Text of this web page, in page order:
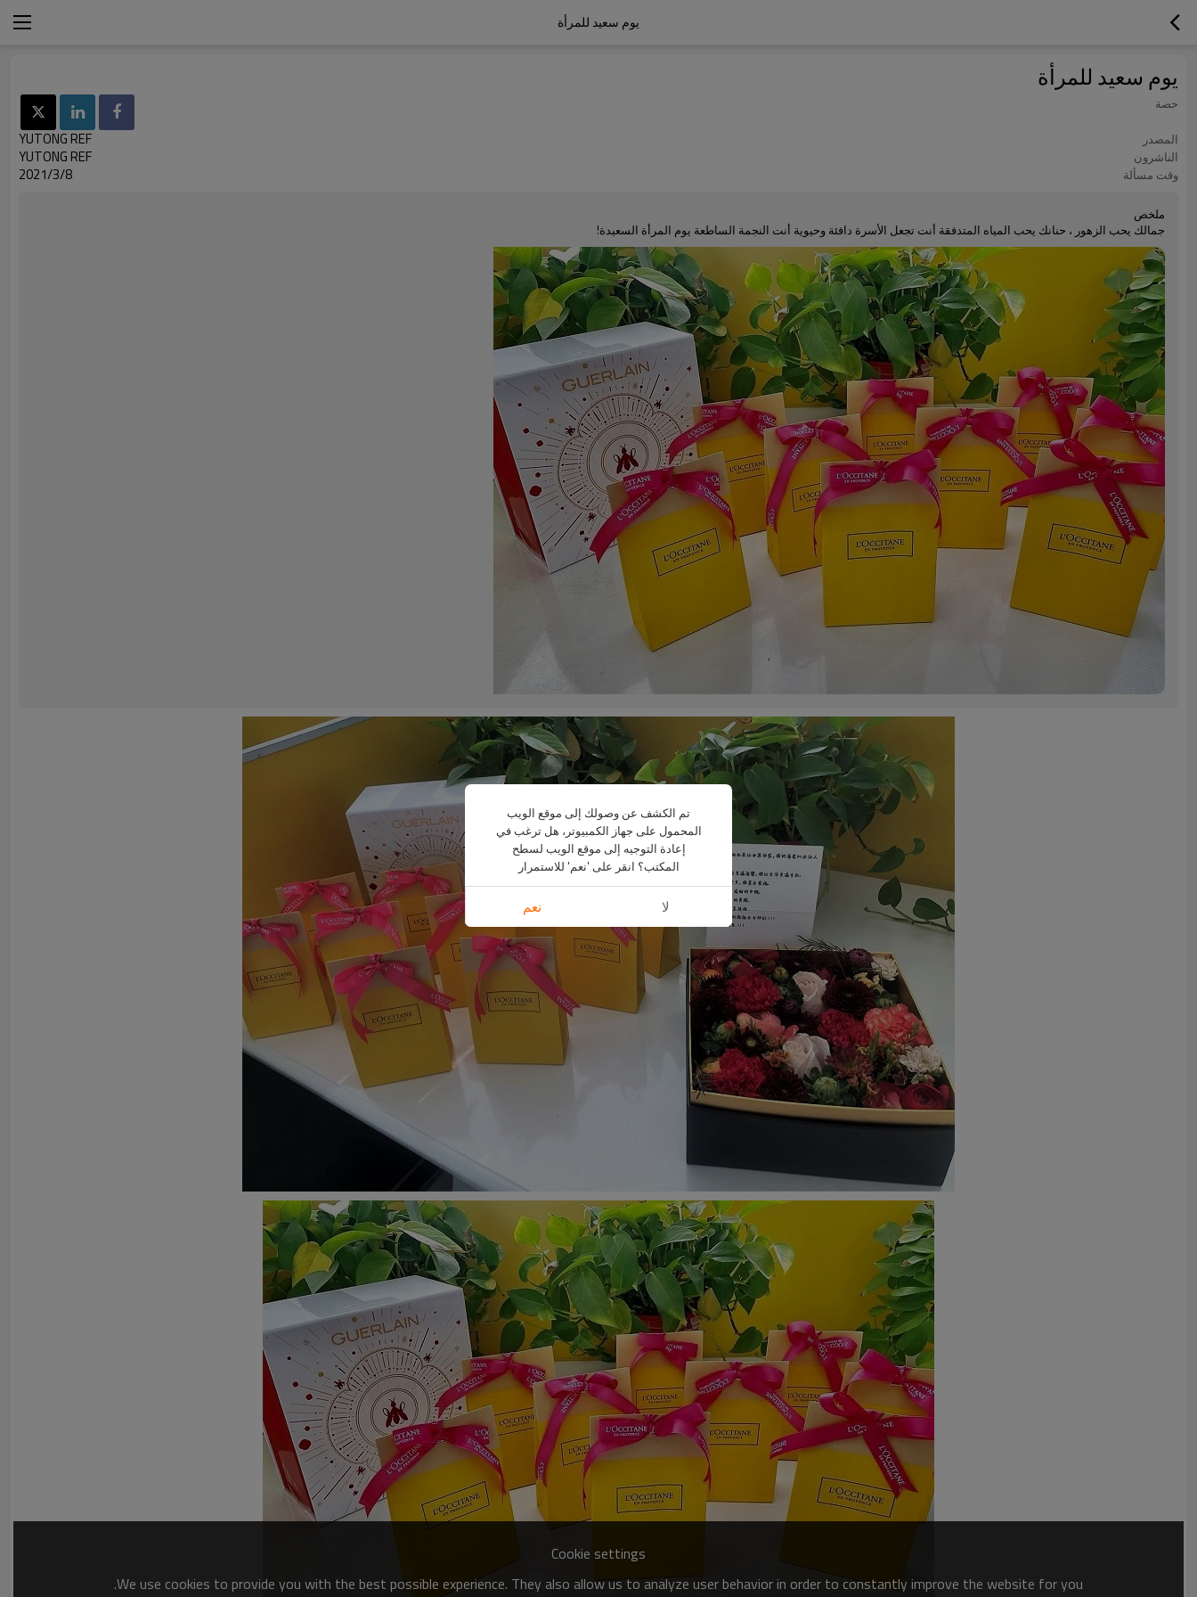
يوم سعيد للمرأة
يوم سعيد للمرأة
حصة
المصدر
YUTONG REF
الناشرون YUTONG REF
وقت مسألة 2021/3/8
ملخص
جمالك يحب الزهور ، حنانك يحب المياه المتدفقة أنت تجعل الأسرة دافئة وحيوية أنت النجمة الساطعة يوم المرأة السعيدة!
Cookie settings
We use cookies to provide you with the best possible experience. They also allow us to analyze user behavior in order to constantly improve the website for you.
تم الكشف عن وصولك إلى موقع الويب
المحمول على جهاز الكمبيوتر، هل ترغب في
إعادة التوجيه إلى موقع الويب لسطح
المكتب؟ انقر على 'نعم' للاستمرار
لا نعم